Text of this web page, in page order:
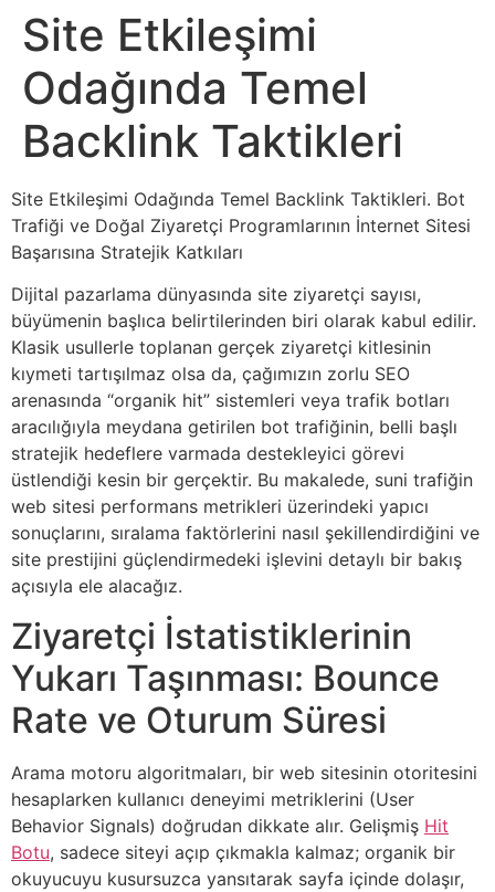
Site Etkileşimi
Odağında Temel
Backlink Taktikleri
Site Etkileşimi Odağında Temel Backlink Taktikleri. Bot
Trafiği ve Doğal Ziyaretçi Programlarının İnternet Sitesi
Başarısına Stratejik Katkıları
Dijital pazarlama dünyasında site ziyaretçi sayısı,
büyümenin başlıca belirtilerinden biri olarak kabul edilir.
Klasik usullerle toplanan gerçek ziyaretçi kitlesinin
kıymeti tartışılmaz olsa da, çağımızın zorlu SEO
arenasında “organik hit” sistemleri veya trafik botları
aracılığıyla meydana getirilen bot trafiğinin, belli başlı
stratejik hedeflere varmada destekleyici görevi
üstlendiği kesin bir gerçektir. Bu makalede, suni trafiğin
web sitesi performans metrikleri üzerindeki yapıcı
sonuçlarını, sıralama faktörlerini nasıl şekillendirdiğini ve
site prestijini güçlendirmedeki işlevini detaylı bir bakış
açısıyla ele alacağız.
Ziyaretçi İstatistiklerinin
Yukarı Taşınması: Bounce
Rate ve Oturum Süresi
Arama motoru algoritmaları, bir web sitesinin otoritesini
hesaplarken kullanıcı deneyimi metriklerini (User
Behavior Signals) doğrudan dikkate alır. Gelişmiş Hit
Botu, sadece siteyi açıp çıkmakla kalmaz; organik bir
okuyucuyu kusursuzca yansıtarak sayfa içinde dolaşır,